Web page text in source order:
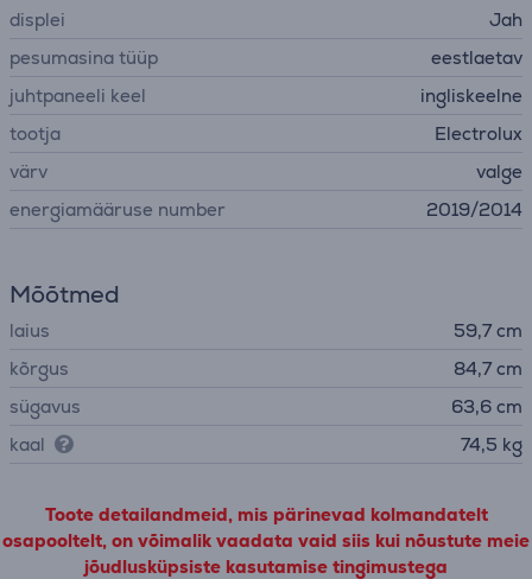
displei
Jah
pesumasina tüüp
eestlaetav
juhtpaneeli keel
ingliskeelne
tootja
Electrolux
värv
valge
energiamääruse number
2019/2014
Mõõtmed
laius
59,7 cm
kõrgus
84,7 cm
sügavus
63,6 cm
kaal
74,5 kg
Toote detailandmeid, mis pärinevad kolmandatelt
osapooltelt, on võimalik vaadata vaid siis kui nõustute meie
jõudlusküpsiste kasutamise tingimustega